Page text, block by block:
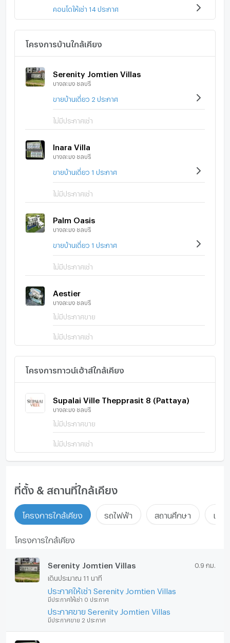
คอนโดให้เช่า 14 ประกาศ
โครงการบ้านใกล้เคียง
Serenity Jomtien Villas
บางละมุง ชลบุรี
ขายบ้านเดี่ยว 2 ประกาศ
ไม่มีประกาศเช่า
Inara Villa
บางละมุง ชลบุรี
ขายบ้านเดี่ยว 1 ประกาศ
ไม่มีประกาศเช่า
Palm Oasis
บางละมุง ชลบุรี
ขายบ้านเดี่ยว 1 ประกาศ
ไม่มีประกาศเช่า
Aestier
บางละมุง ชลบุรี
ไม่มีประกาศขาย
ไม่มีประกาศเช่า
โครงการทาวน์เฮ้าส์ใกล้เคียง
Supalai Ville Thepprasit 8 (Pattaya)
บางละมุง ชลบุรี
ไม่มีประกาศขาย
ไม่มีประกาศเช่า
ที่ตั้ง & สถานที่ใกล้เคียง
โครงการใกล้เคียง รถไฟฟ้า สถานศึกษา แหล่
โครงการใกล้เคียง
Serenity Jomtien Villas 0.9 กม.
เดินประมาณ 11 นาที
ประกาศให้เช่า Serenity Jomtien Villas
มีประกาศให้เช่า 0 ประกาศ
ประกาศขาย Serenity Jomtien Villas
มีประกาศขาย 2 ประกาศ